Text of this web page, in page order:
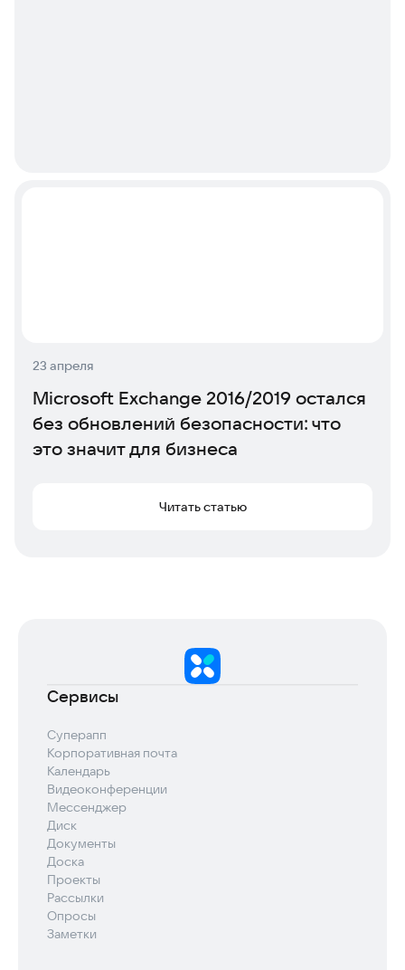
23 апреля
Microsoft Exchange 2016/2019 остался
без обновлений безопасности: что
это значит для бизнеса
Читать статью
Сервисы
Суперапп
Корпоративная почта
Календарь
Видеоконференции
Мессенджер
Диск
Документы
Доска
Проекты
Рассылки
Опросы
Заметки